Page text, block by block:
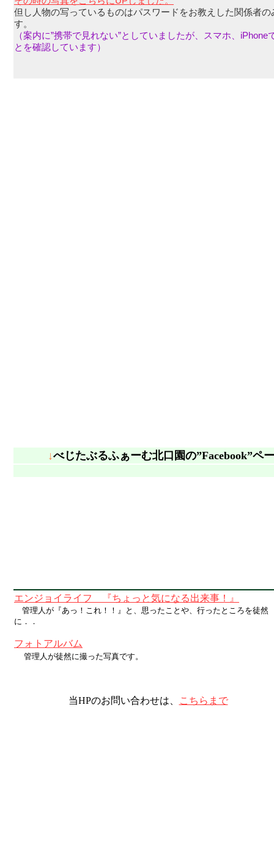
但し人物の写っているものはパスワードをお教えした関係者の
す。
（案内に”携帯で見れない”としていましたが、スマホ、iPhone
とを確認しています）
↓べじたぶるふぁーむ北口園の”Facebook”ペ
エンジョイライフ 『ちょっと気になる出来事！』
管理人が『あっ！これ！！』と、思ったことや、行ったところを徒然
に．．
フォトアルバム
管理人が徒然に撮った写真です。
当HPのお問い合わせは、 こちらまで